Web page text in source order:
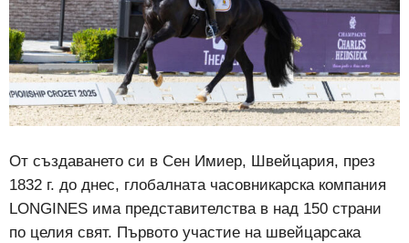
От създаването си в Сен Имиер, Швейцария, през
1832 г. до днес, глобалната часовникарска компания
LONGINES има представителства в над 150 страни
по целия свят. Първото участие на швейцарсака